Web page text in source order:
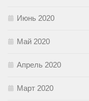
Июнь 2020
Май 2020
Апрель 2020
Март 2020